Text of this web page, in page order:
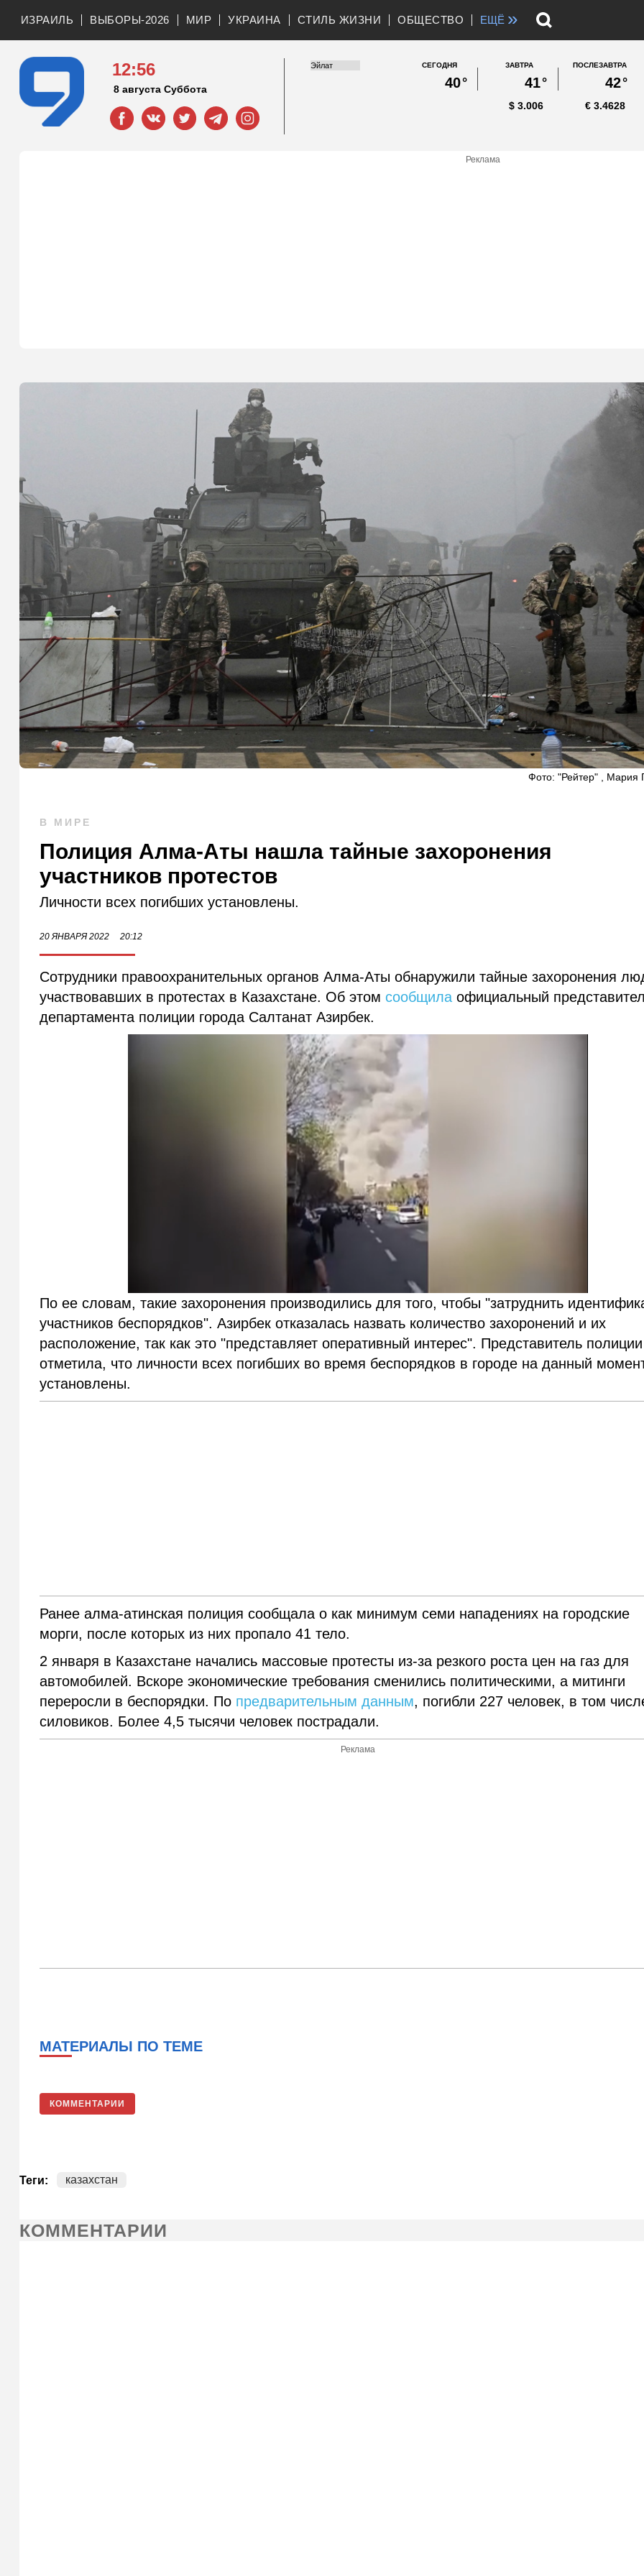
ИЗРАИЛЬ ВЫБОРЫ-2026 МИР УКРАИНА СТИЛЬ ЖИЗНИ ОБЩЕСТВО ЕЩЁ »
12:56
8 августа Суббота
СЕГОДНЯ
40°
ЗАВТРА
41°
ПОСЛЕЗАВТРА
42°
3.006
$ 3.4628
€
Реклама
Фото: "Рейтер" , Мария
В МИРЕ
Полиция Алма-Аты нашла тайные захоронения
участников протестов
Личности всех погибших установлены.
20 ЯНВАРЯ 2022 20:12
Сотрудники правоохранительных органов Алма-Аты обнаружили тайные захоронения
участвовавших в протестах в Казахстане. Об этомсообщила официальный
департамента полиции города Салтанат Азирбек.
По ее словам, такие захоронения производились для того, чтобы "затруднить
участников беспорядков". Азирбек отказалась назвать количество захоронений и их
расположение, так как это "представляет оперативный интерес". Представитель полиции
отметила, что личности всех погибших во время беспорядков в городе на данный
установлены.
Ранее алма-атинская полиция сообщала о как минимум семи нападениях на городские
морги, после которых из них пропало 41 тело.
2 января в Казахстане начались массовые протесты из-за резкого роста цен на газ для
автомобилей. Вскоре экономические требования сменились политическими, а митинги
переросли в беспорядки. По предварительным данным, погибли 227 человек, в том
силовиков. Более 4,5 тысячи человек пострадали.
Реклама
МАТЕРИАЛЫ ПО ТЕМЕ
КОММЕНТАРИИ
Теги: казахстан
КОММЕНТАРИИ